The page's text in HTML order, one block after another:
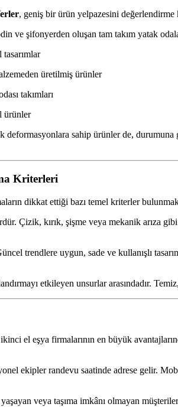
, geniş bir ürün yelpazesini değerlendirme
ve şifonyerden oluşan tam takım yatak
üretilmiş ürünler
takımları
ürünler
deformasyonlara sahip ürünler de,
Kriterleri
dikkat ettiği bazı temel kriterler
Çizik, kırık, şişme veya mekanik arıza
trendlere uygun, sade ve kullanışlı
etkileyen unsurlar arasındadır.
el eşya firmalarının en büyük
ekipler randevu saatinde adrese gelir.
veya taşıma imkânı olmayan